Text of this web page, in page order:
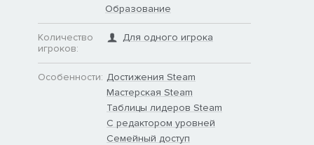
Образование
Количество
игроков:
Для одного игрока
Особенности: Достижения Steam
Мастерская Steam
Таблицы лидеров Steam
С редактором уровней
Семейный доступ